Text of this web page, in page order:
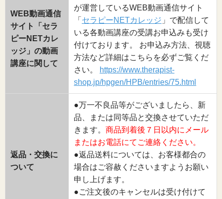
WEB動画通信
サイト「セラ
ピーNETカレ
ッジ」の動画
講座に関して
が運営しているWEB動画通信サイト
「 セラピーNETカレッジ 」で配信して
いる各動画講座の受講お申込みも受け
付けております。 お申込み方法、視聴
方法など詳細はこちらを必ずご覧くだ
さい。
https://www.therapist-
shop.jp/hpgen/HPB/entries/75.html
返品・交換に
ついて
●万一不良品等がございましたら、新
品、または同等品と交換させていただ
きます。 商品到着後７日以内にメール
またはお電話にてご連絡ください。
●返品送料については、お客様都合の
場合はご容赦くださいますようお願い
申し上げます。
●ご注文後のキャンセルは受け付けて